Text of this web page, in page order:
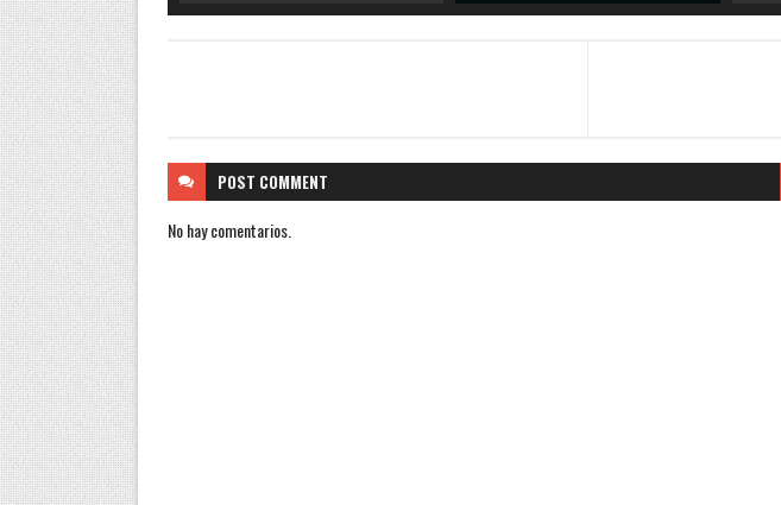
POST COMMENT
No hay comentarios.